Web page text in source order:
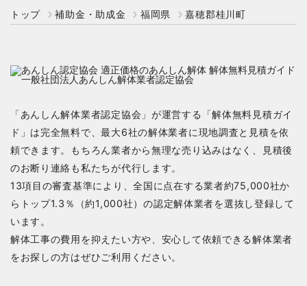
トップ 補助金・助成金 福岡県 嘉穂郡桂川町
「あんしん解体業者認定協会」が運営する「解体無料見積ガイ
ド」は完全無料で、最大6社の解体業者に現地調査と見積を依
頼できます。もちろん業者から無理な売り込みはなく、見積後
のお断り連絡も私たちが代行します。
13項目の審査基準により、全国に点在する業者約75,000社か
らトップ1.3％（約1,000社）の認定解体業者を選抜し登録して
います。
解体工事の費用を抑えたい方や、安心して依頼できる解体業者
をお探しの方はぜひご利用ください。